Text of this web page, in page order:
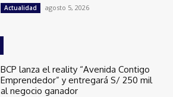
Actualidad agosto 5, 2026
BCP lanza el reality “Avenida Contigo
Emprendedor” y entregará S/ 250 mil
al negocio ganador